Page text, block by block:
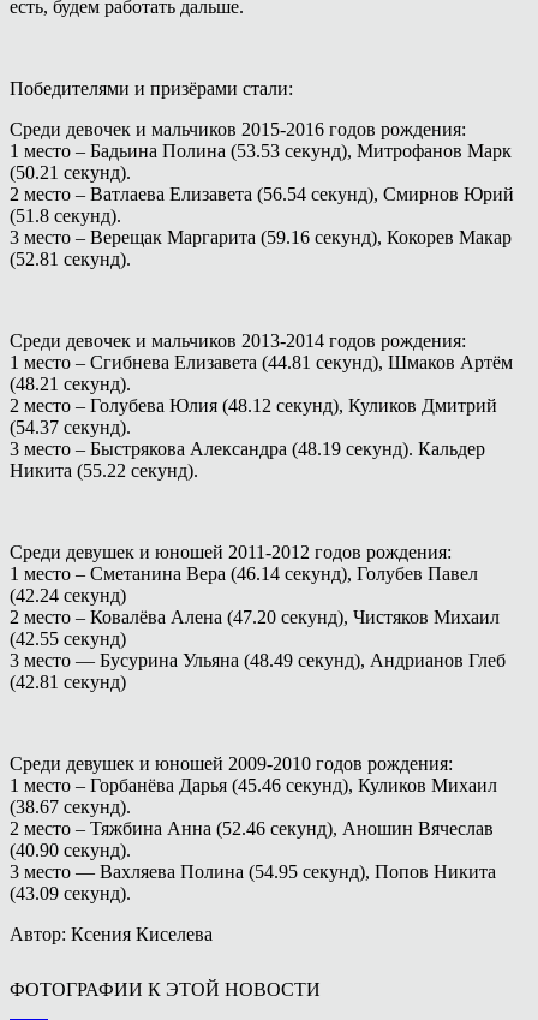
есть, будем работать дальше.
Победителями и призёрами стали:
Среди девочек и мальчиков 2015-2016 годов рождения:
1 место – Бадьина Полина (53.53 секунд), Митрофанов Марк
(50.21 секунд).
2 место – Ватлаева Елизавета (56.54 секунд), Смирнов Юрий
(51.8 секунд).
3 место – Верещак Маргарита (59.16 секунд), Кокорев Макар
(52.81 секунд).
Среди девочек и мальчиков 2013-2014 годов рождения:
1 место – Сгибнева Елизавета (44.81 секунд), Шмаков Артём
(48.21 секунд).
2 место – Голубева Юлия (48.12 секунд), Куликов Дмитрий
(54.37 секунд).
3 место – Быстрякова Александра (48.19 секунд). Кальдер
Никита (55.22 секунд).
Среди девушек и юношей 2011-2012 годов рождения:
1 место – Сметанина Вера (46.14 секунд), Голубев Павел
(42.24 секунд)
2 место – Ковалёва Алена (47.20 секунд), Чистяков Михаил
(42.55 секунд)
3 место — Бусурина Ульяна (48.49 секунд), Андрианов Глеб
(42.81 секунд)
Среди девушек и юношей 2009-2010 годов рождения:
1 место – Горбанёва Дарья (45.46 секунд), Куликов Михаил
(38.67 секунд).
2 место – Тяжбина Анна (52.46 секунд), Аношин Вячеслав
(40.90 секунд).
3 место — Вахляева Полина (54.95 секунд), Попов Никита
(43.09 секунд).
Автор: Ксения Киселева
ФОТОГРАФИИ К ЭТОЙ НОВОСТИ